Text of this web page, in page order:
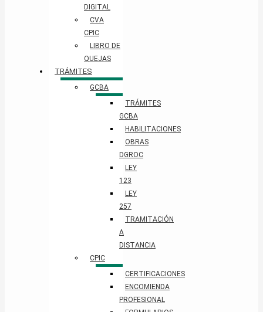
DIGITAL
CVA
CPIC
LIBRO DE
QUEJAS
TRÁMITES
GCBA
TRÁMITES
GCBA
HABILITACIONES
OBRAS
DGROC
LEY
123
LEY
257
TRAMITACIÓN
A
DISTANCIA
CPIC
CERTIFICACIONES
ENCOMIENDA
PROFESIONAL